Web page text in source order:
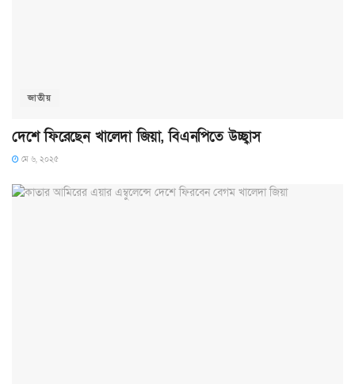
জাতীয়
দেশে ফিরেছেন খালেদা জিয়া, বিএনপিতে উচ্ছ্বাস
মে ৬, ২০২৫